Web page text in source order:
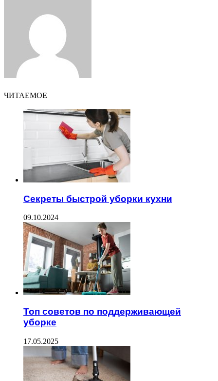
ЧИТАЕМОЕ
Секреты быстрой уборки кухни
09.10.2024
Топ советов по поддерживающей
уборке
17.05.2025